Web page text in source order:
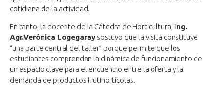
cotidiana de la actividad.
En tanto, la docente de la Cátedra de Horticultura, Ing.
Agr.Verónica Logegaray sostuvo que la visita constituye
“una parte central del taller” porque permite que los
estudiantes comprendan la dinámica de funcionamiento de
un espacio clave para el encuentro entre la oferta y la
demanda de productos frutihortícolas.